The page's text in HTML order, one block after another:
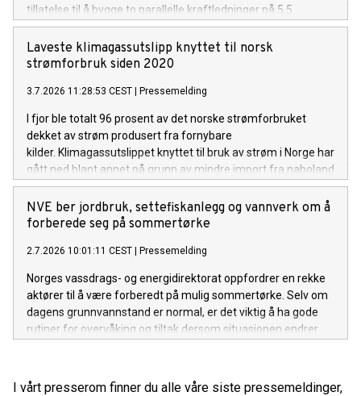
tillatelse til å bygge to parallelle kraftledninger på 5,5
kilometer, for å knytte stasjonen til Herum
transformatorstasjon.
Laveste klimagassutslipp knyttet til norsk
strømforbruk siden 2020
3.7.2026 11:28:53 CEST Pressemelding
I fjor ble totalt 96 prosent av det norske strømforbruket
dekket av strøm produsert fra fornybare
kilder. Klimagassutslippet knyttet til bruk av strøm i Norge har
gått ned blant annet på grunn av mindre import fra naboland
med høyere andel kraftproduksjon med klimautslipp. Det
viser NVEs klimadeklarasjon for fysisk levert strøm i 2025.
NVE ber jordbruk, settefiskanlegg og vannverk om å
forberede seg på sommertørke
2.7.2026 10:01:11 CEST Pressemelding
Norges vassdrags- og energidirektorat oppfordrer en rekke
aktører til å være forberedt på mulig sommertørke. Selv om
dagens grunnvannstand er normal, er det viktig å ha gode
rutiner for overvåking og tiltak dersom situasjonen endrer
I vårt presserom finner du alle våre siste pressemeldinger,